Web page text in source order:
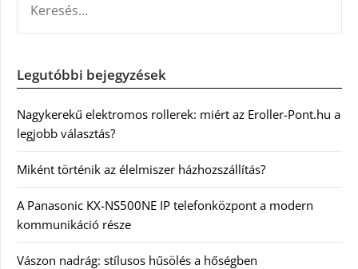
Legutóbbi bejegyzések
Nagykerekű elektromos rollerek: miért az Eroller-Pont.hu a
legjobb választás?
Miként történik az élelmiszer házhozszállítás?
A Panasonic KX-NS500NE IP telefonközpont a modern
kommunikáció része
Vászon nadrág: stílusos hűsölés a hőségben